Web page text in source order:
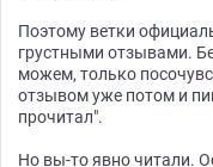
Поэтому ветки
грустными отзывами.
можем, только
отзывом уже потом и
прочитал".
Но вы-то явно читали.